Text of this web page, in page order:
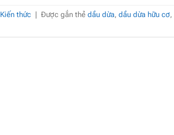
Kiến thức | Được gắn thẻ dầu dừa, dầu dừa hữu cơ,